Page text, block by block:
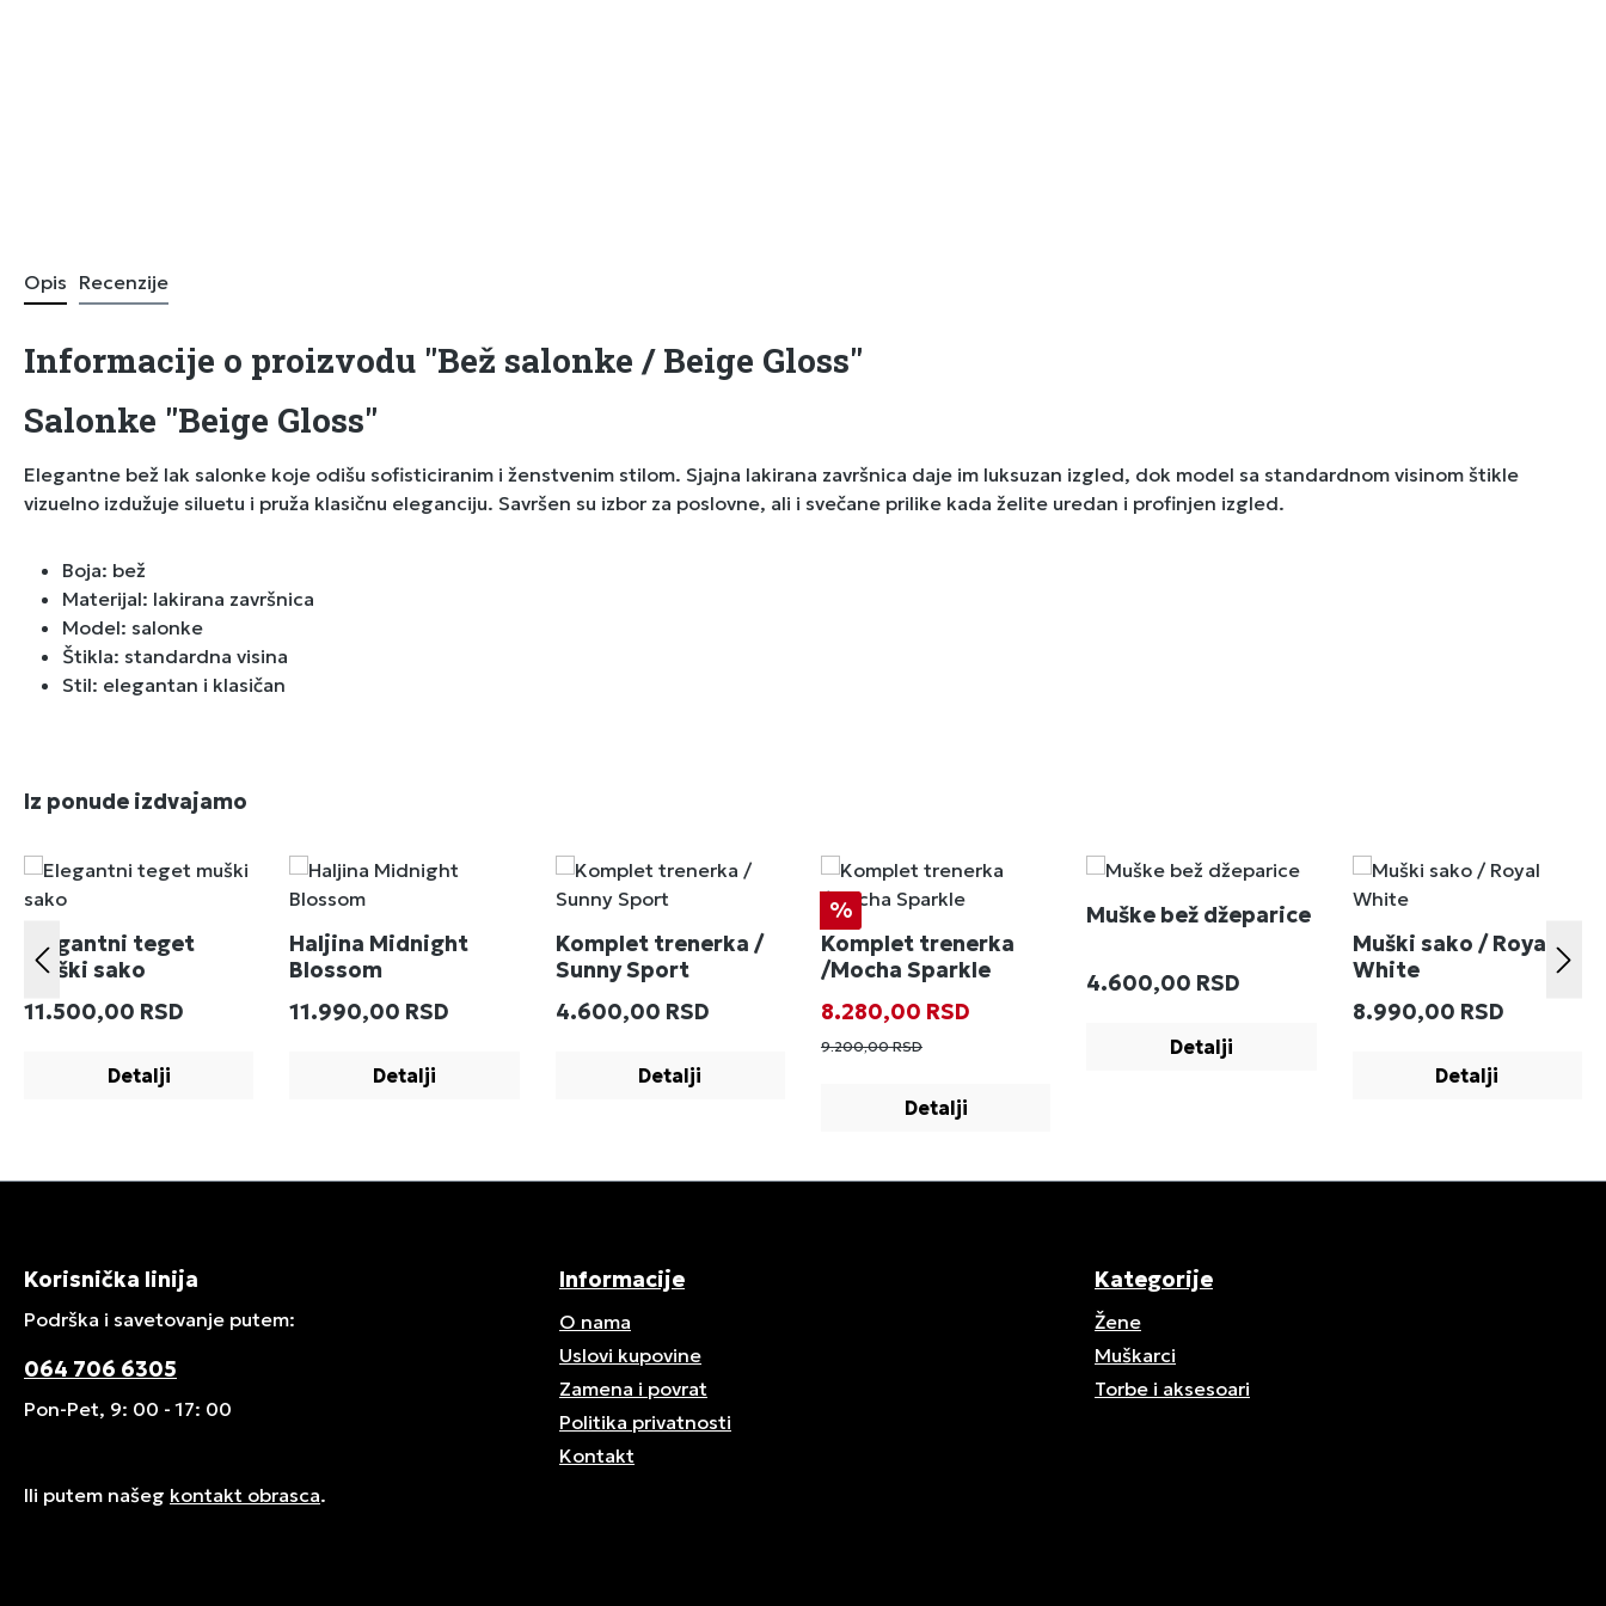
Opis Recenzije
Informacije o proizvodu "Bež salonke / Beige Gloss"
Salonke "Beige Gloss"
Elegantne bež lak salonke koje odišu sofisticiranim i ženstvenim stilom. Sjajna lakirana završnica daje im luksuzan izgled, dok model sa standardnom visinom štikle
vizuelno izdužuje siluetu i pruža klasičnu eleganciju. Savršen su izbor za poslovne, ali i svečane prilike kada želite uredan i profinjen izgled.
Boja: bež
Materijal: lakirana završnica
Model: salonke
Štikla: standardna visina
Stil: elegantan i klasičan
Preskoči galeriju proizvoda
Iz ponude izdvajamo
Elegantni teget
muški sako
Redovna cena:
11.500,00 RSD
Detalji
Haljina Midnight
Blossom
Redovna cena:
11.990,00 RSD
Detalji
Komplet trenerka /
Sunny Sport
Redovna cena:
4.600,00 RSD
Detalji
Popust
%
Komplet trenerka
/Mocha Sparkle
Prodajna cena:
8.280,00 RSD
9.200,00 RSD
Detalji
Muške bež džeparice
Redovna cena:
4.600,00 RSD
Detalji
Muški sako / Royal
White
Redovna cena:
8.990,00 RSD
Detalji
Korisnička linija
Podrška i savetovanje putem:
064 706 6305
Pon-Pet, 9: 00 - 17: 00
Ili putem našeg kontakt obrasca.
Informacije
O nama
Uslovi kupovine
Zamena i povrat
Politika privatnosti
Kontakt
Kategorije
Žene
Muškarci
Torbe i aksesoari